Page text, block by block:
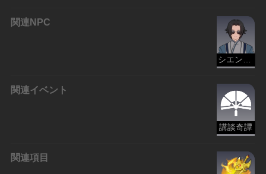
関連NPC
シエン先生
関連イベント
講談奇譚
関連項目